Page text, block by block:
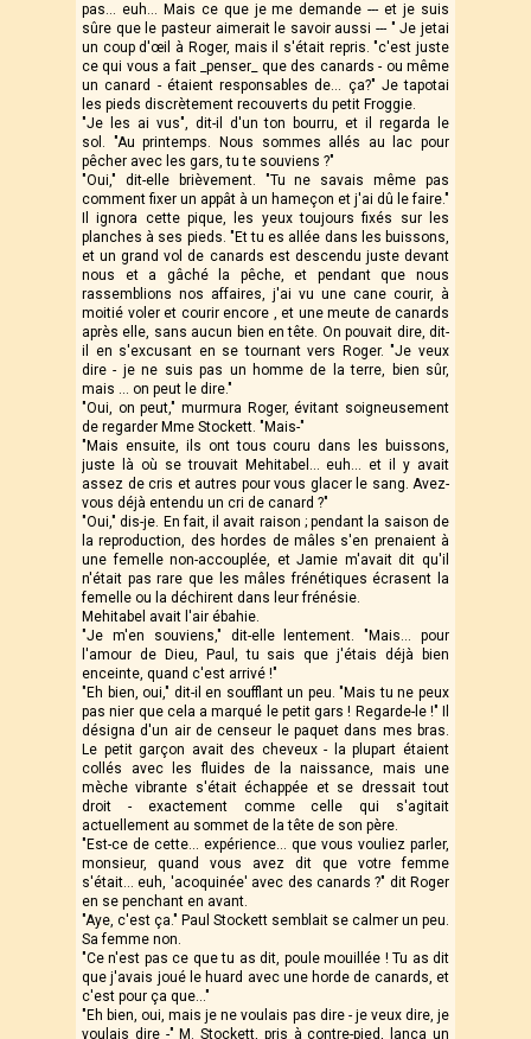
pas… euh… Mais ce que je me demande --- et je suis
sûre que le pasteur aimerait le savoir aussi --- " Je jetai
un coup d'œil à Roger, mais il s'était repris. "c'est juste
ce qui vous a fait _penser_ que des canards - ou même
un canard - étaient responsables de… ça?" Je tapotai
les pieds discrètement recouverts du petit Froggie.
"Je les ai vus", dit-il d'un ton bourru, et il regarda le
sol. "Au printemps. Nous sommes allés au lac pour
pêcher avec les gars, tu te souviens ?"
"Oui," dit-elle brièvement. "Tu ne savais même pas
comment fixer un appât à un hameçon et j'ai dû le faire."
Il ignora cette pique, les yeux toujours fixés sur les
planches à ses pieds. "Et tu es allée dans les buissons,
et un grand vol de canards est descendu juste devant
nous et a gâché la pêche, et pendant que nous
rassemblions nos affaires, j'ai vu une cane courir, à
moitié voler et courir encore , et une meute de canards
après elle, sans aucun bien en tête. On pouvait dire, dit-
il en s'excusant en se tournant vers Roger. "Je veux
dire - je ne suis pas un homme de la terre, bien sûr,
mais ... on peut le dire."
"Oui, on peut," murmura Roger, évitant soigneusement
de regarder Mme Stockett. "Mais-"
"Mais ensuite, ils ont tous couru dans les buissons,
juste là où se trouvait Mehitabel… euh… et il y avait
assez de cris et autres pour vous glacer le sang. Avez-
vous déjà entendu un cri de canard ?"
"Oui," dis-je. En fait, il avait raison ; pendant la saison de
la reproduction, des hordes de mâles s'en prenaient à
une femelle non-accouplée, et Jamie m'avait dit qu'il
n'était pas rare que les mâles frénétiques écrasent la
femelle ou la déchirent dans leur frénésie.
Mehitabel avait l'air ébahie.
"Je m'en souviens," dit-elle lentement. "Mais… pour
l'amour de Dieu, Paul, tu sais que j'étais déjà bien
enceinte, quand c'est arrivé !"
"Eh bien, oui," dit-il en soufflant un peu. "Mais tu ne peux
pas nier que cela a marqué le petit gars ! Regarde-le !" Il
désigna d'un air de censeur le paquet dans mes bras.
Le petit garçon avait des cheveux - la plupart étaient
collés avec les fluides de la naissance, mais une
mèche vibrante s'était échappée et se dressait tout
droit - exactement comme celle qui s'agitait
actuellement au sommet de la tête de son père.
"Est-ce de cette... expérience... que vous vouliez parler,
monsieur, quand vous avez dit que votre femme
s'était... euh, 'acoquinée' avec des canards ?" dit Roger
en se penchant en avant.
"Aye, c'est ça." Paul Stockett semblait se calmer un peu.
Sa femme non.
"Ce n'est pas ce que tu as dit, poule mouillée ! Tu as dit
que j'avais joué le huard avec une horde de canards, et
c'est pour ça que..."
"Eh bien, oui, mais je ne voulais pas dire - je veux dire, je
voulais dire -" M. Stockett, pris à contre-pied, lança un